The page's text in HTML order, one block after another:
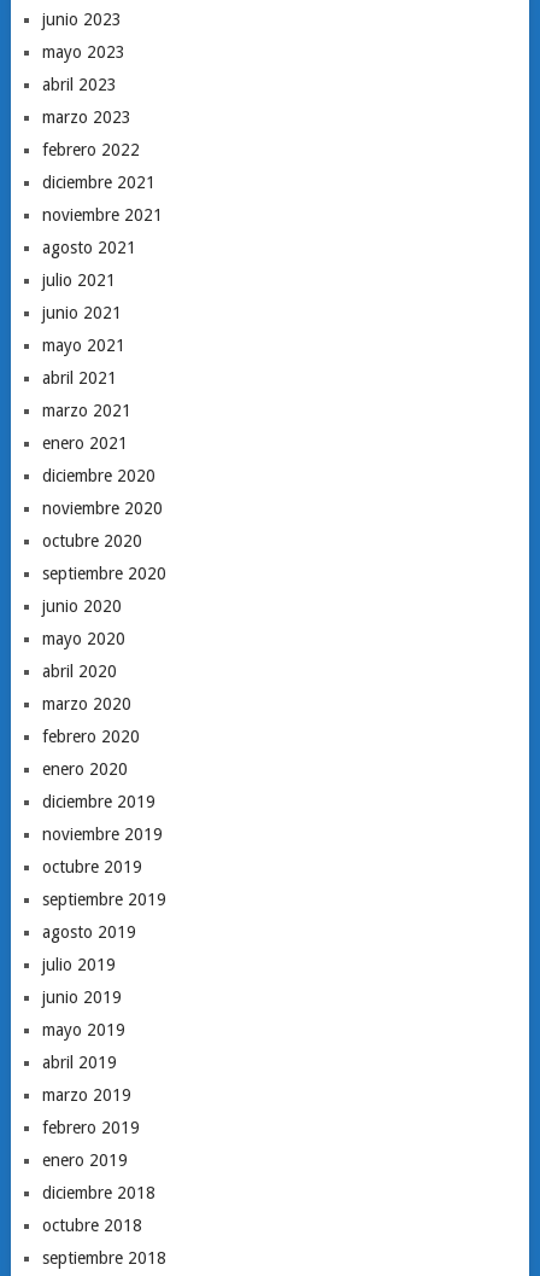
junio 2023
mayo 2023
abril 2023
marzo 2023
febrero 2022
diciembre 2021
noviembre 2021
agosto 2021
julio 2021
junio 2021
mayo 2021
abril 2021
marzo 2021
enero 2021
diciembre 2020
noviembre 2020
octubre 2020
septiembre 2020
junio 2020
mayo 2020
abril 2020
marzo 2020
febrero 2020
enero 2020
diciembre 2019
noviembre 2019
octubre 2019
septiembre 2019
agosto 2019
julio 2019
junio 2019
mayo 2019
abril 2019
marzo 2019
febrero 2019
enero 2019
diciembre 2018
octubre 2018
septiembre 2018